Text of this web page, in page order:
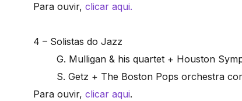
Para ouvir, clicar aqui.
4 – Solistas do Jazz
G. Mulligan & his quartet + Houston
S. Getz + The Boston Pops orchestra
Para ouvir, clicar aqui.